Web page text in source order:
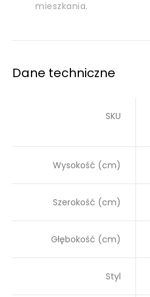
mieszkania.
Dane techniczne
SKU
Wysokość (cm)
Szerokość (cm)
Głębokość (cm)
Styl